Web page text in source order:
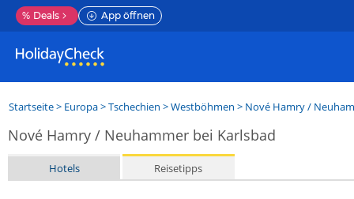
% Deals App öffnen
Startseite> Europa>Tschechien >Westböhmen > Nové Hamry /
Nové Hamry / Neuhammer bei Karlsbad
Hotels Reisetipps